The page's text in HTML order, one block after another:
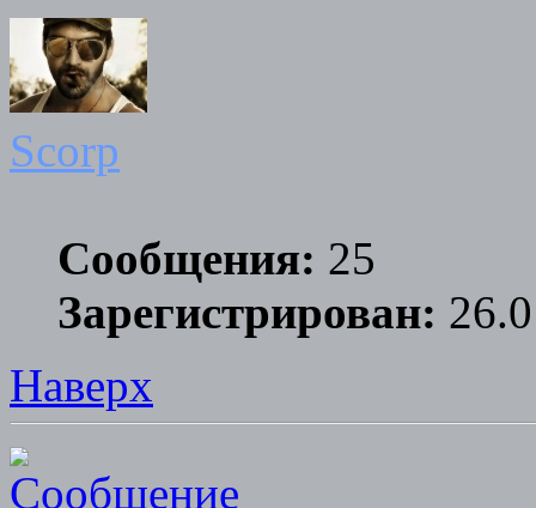
Scorp
Сообщения: 25
Зарегистрирован:
Наверх